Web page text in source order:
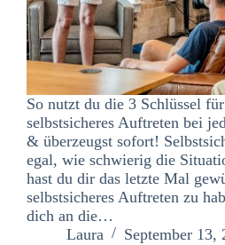
So nutzt du die 3 Schlüssel
selbstsicheres Auftreten bei
& überzeugst sofort!
egal, wie schwierig die
hast du dir das letzte Mal
selbstsicheres Auftreten zu
dich an die…
Laura
September 13,